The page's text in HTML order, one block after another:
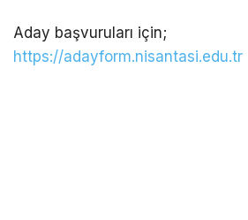
Aday başvuruları için;
https://adayform.nisantasi.edu.tr